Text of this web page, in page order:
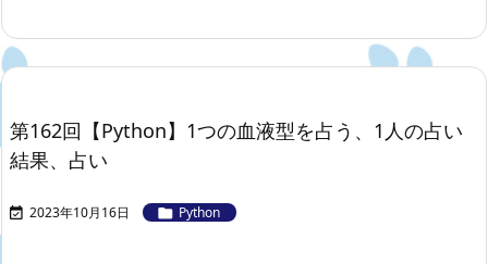
第162回【Python】1つの血液型を占う、1人の占い
結果、占い
 2023年10月16日  Python